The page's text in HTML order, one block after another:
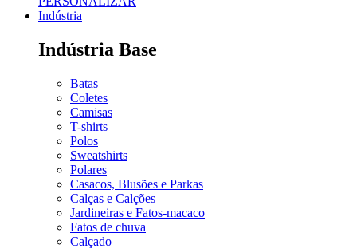
Indústria
Indústria Base
Batas
Coletes
Camisas
T-shirts
Polos
Sweatshirts
Polares
Casacos, Blusões e Parkas
Calças e Calções
Jardineiras e Fatos-macaco
Fatos de chuva
Calçado